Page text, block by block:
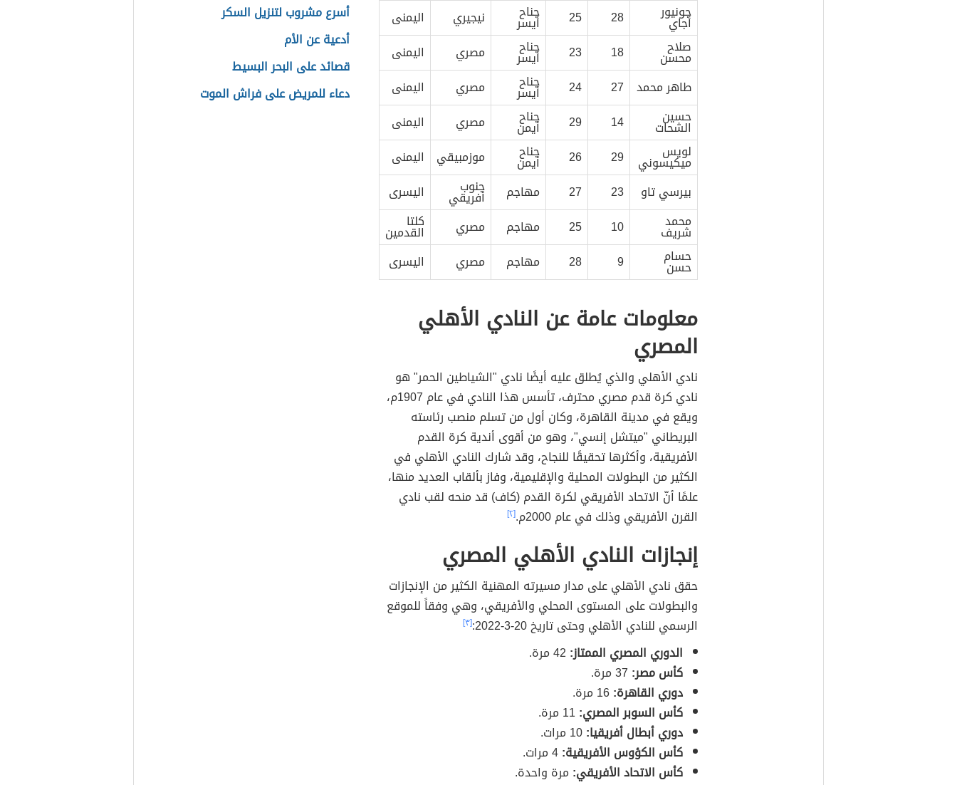
جونيور
أجاي 28
25 جناح
أيسر نيجيري
اليمنى
صلاح
محسن 18
23 جناح
أيسر مصري
اليمنى
طاهر محمد
27
24 جناح
أيسر مصري
اليمنى
حسين
الشحات 14
29 جناح
أيمن مصري
اليمنى
لويس
ميكيسوني 29
26 جناح
أيمن موزمبيقي
اليمنى
بيرسي تاو
23
27 مهاجم جنوب
أفريقي
اليسرى
محمد
شريف 10
25 مهاجم مصري كلتا
القدمين
حسام
حسن 9
28 مهاجم مصري اليسرى
معلومات عامة عن النادي الأهلي
المصري
نادي الأهلي والذي يُطلق عليه أيضًا نادي "الشياطين الحمر" هو
نادي كرة قدم مصري محترف، تأسس هذا النادي في عام 1907م،
ويقع في مدينة القاهرة، وكان أول من تسلم منصب رئاسته
البريطاني "ميتشل إنسي"، وهو من أقوى أندية كرة القدم
الأفريقية، وأكثرها تحقيقًا للنجاح، وقد شارك النادي الأهلي في
الكثير من البطولات المحلية والإقليمية، وفاز بألقاب العديد منها،
علمًا أنّ الاتحاد الأفريقي لكرة القدم (كاف) قد منحه لقب نادي
القرن الأفريقي وذلك في عام 2000م.
[٢]
إنجازات النادي الأهلي المصري
حقق نادي الأهلي على مدار مسيرته المهنية الكثير من الإنجازات
والبطولات على المستوى المحلي والأفريقي، وهي وفقاً للموقع
الرسمي للنادي الأهلي وحتى تاريخ 20-3-2022:
[٣]
الدوري المصري الممتاز: 42 مرة.
كأس مصر: 37 مرة.
دوري القاهرة:16 مرة.
كأس السوبر المصري:11 مرة.
دوري أبطال أفريقيا:10 مرات.
كأس الكؤوس الأفريقية:4 مرات.
كأس الاتحاد الأفريقي: مرة واحدة.
أسرع مشروب لتنزيل السكر
أدعية عن الأم
قصائد على البحر البسيط
دعاء للمريض على فراش الموت